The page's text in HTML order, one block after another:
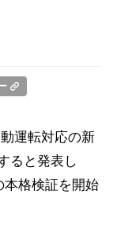
運転対応の新
ると発表し
格検証を開始